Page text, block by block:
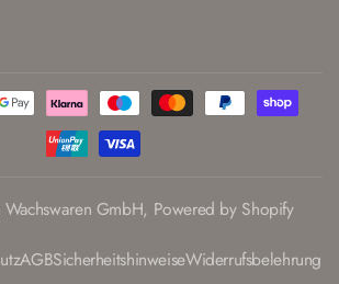
GmbH, Powered by Shopify
AGBSicherheitshinweiseWiderrufsbelehrung